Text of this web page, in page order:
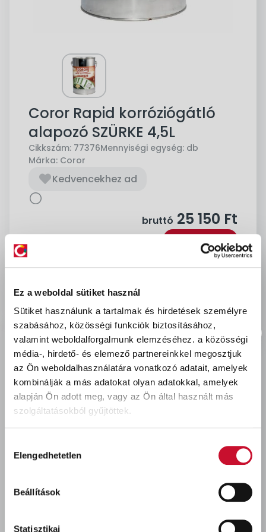
Ez a weboldal sütiket használ
Sütiket használunk a tartalmak és hirdetések személyre
szabásához, közösségi funkciók biztosításához,
valamint weboldalforgalmunk elemzéséhez. a közösségi
média-, hirdető- és elemező partnereinkkel megosztjuk
az Ön weboldalhasználatára vonatkozó adatait, amelyek
kombinálják a más adatokat olyan adatokkal, amelyek
alapján Ön adott meg, vagy az Ön által használt más
szolgáltatásokból gyűjtöttek.
kiválasztása
Elengedhetetlen
Beállítások
Statisztikai
Coror Rapid korróziógátló
alapozó SZÜRKE 4,5L
Cikkszám: 77376Mennyiségi egység: db
Márka: Coror
Kedvencekhez ad
bruttó 25 150 Ft
Kosárba
Személyes átvétel:
Utoljára megtekintett termékek